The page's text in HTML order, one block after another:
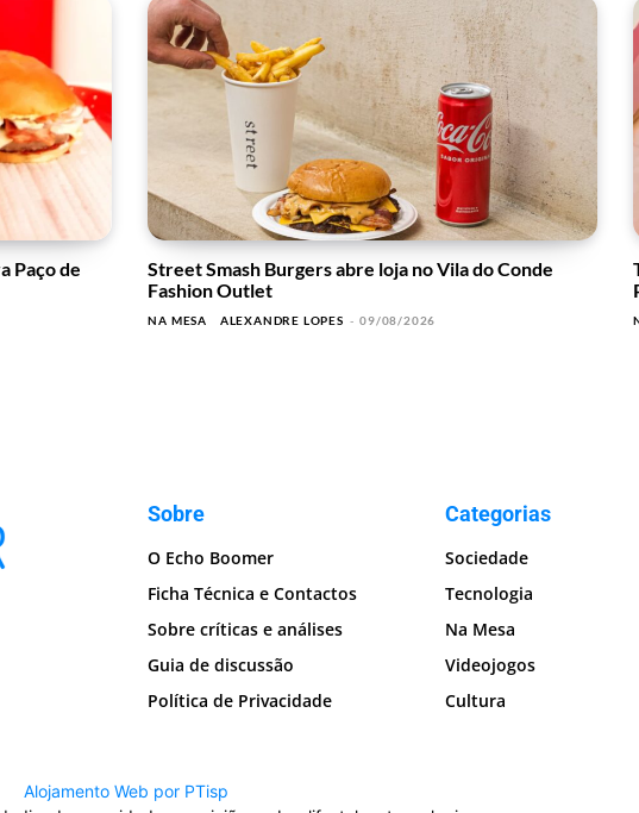
Paço de
Street Smash Burgers abre loja no Vila do Conde
Fashion Outlet
NA MESA ALEXANDRE LOPES - 09/08/2026
Sobre
O Echo Boomer
Ficha Técnica e Contactos
Sobre críticas e análises
Guia de discussão
Política de Privacidade
Categorias
Sociedade
Tecnologia
Na Mesa
Videojogos
Cultura
Alojamento Web por PTisp